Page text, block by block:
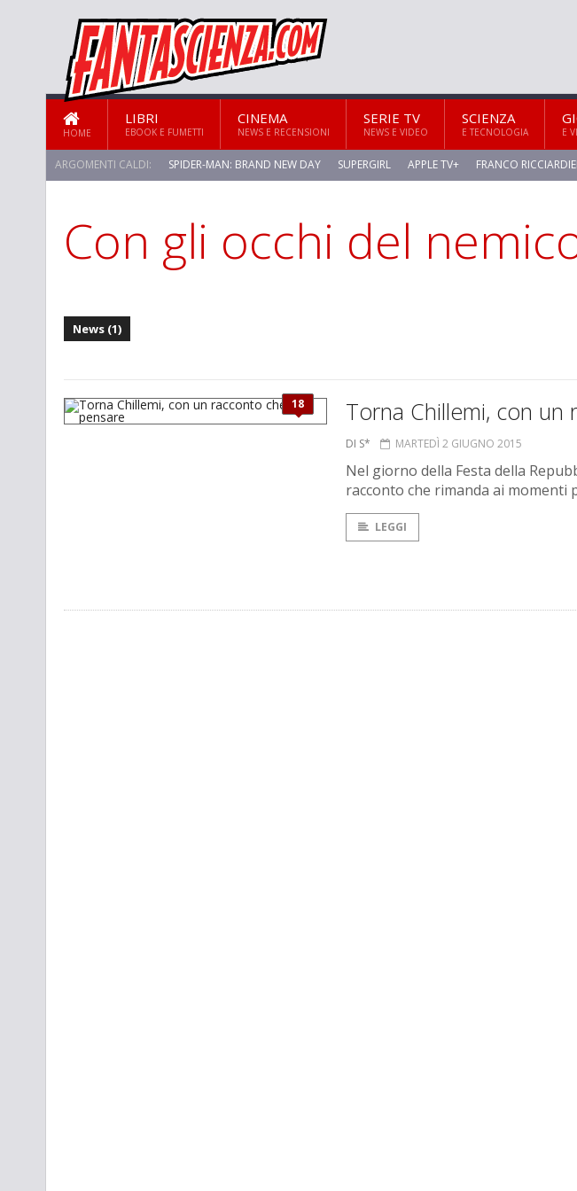
HOME
LIBRI
EBOOK E FUMETTI
CINEMA
NEWS E RECENSIONI
SERIE TV
NEWS E VIDEO
SCIENZA
E TECNOLOGIA E
ARGOMENTI CALDI: SPIDER-MAN: BRAND NEW DAY SUPERGIRL APPLE TV+ FRANCO
STAR TREK: STRANGE NEW WORLDS
Con gli occhi del
News (1)
18 Torna Chillemi, con
DI S* MARTEDÌ 2 GIUGNO 2015
Nel giorno della Festa della
racconto che rimanda ai momenti
LEGGI